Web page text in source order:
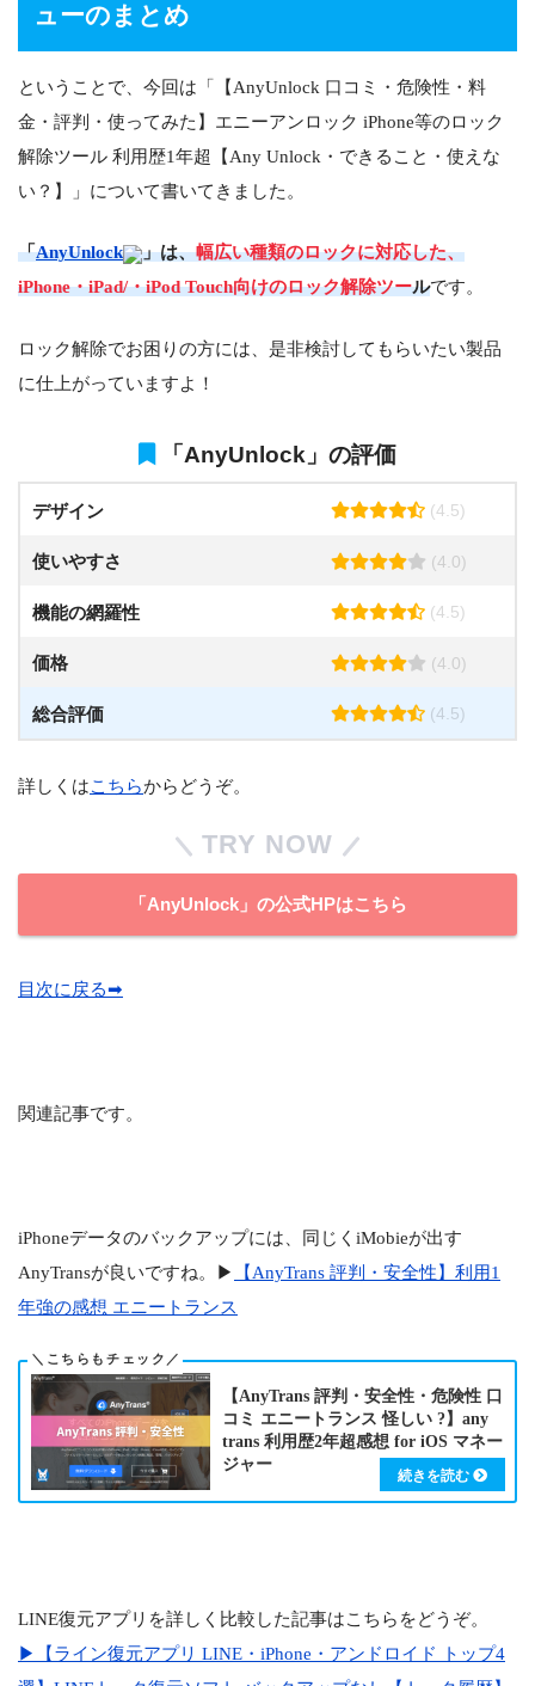
ューのまとめ
ということで、今回は「【AnyUnlock 口コミ・危険性・料
金・評判・使ってみた】エニーアンロック iPhone等のロック
解除ツール 利用歴1年超【Any Unlock・できること・使えな
い？】」について書いてきました。
「AnyUnlock 」は、幅広い種類のロックに対応した、
iPhone・iPad/・iPod Touch向けのロック解除ツールです。
ロック解除でお困りの方には、是非検討してもらいたい製品
に仕上がっていますよ！
「AnyUnlock」の評価
デザイン (4.5)
使いやすさ (4.0)
機能の網羅性 (4.5)
価格 (4.0)
総合評価 (4.5)
詳しくはこちらからどうぞ。
TRY NOW
「AnyUnlock」の公式HPはこちら
目次に戻る➡︎
関連記事です。
iPhoneデータのバックアップには、同じくiMobieが出す
AnyTransが良いですね。▶
【AnyTrans 評判・安全性】利用1
年強の感想 エニートランス
【AnyTrans 評判・安全性・危険性 口
コミ エニートランス 怪しい ?】any
trans 利用歴2年超感想 for iOS マネー
ジャー
LINE復元アプリを詳しく比較した記事はこちらをどうぞ。
▶
【ライン復元アプリ LINE・iPhone・アンドロイド トップ4